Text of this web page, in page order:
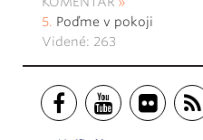
Poďme v pokoji
Videné: 263